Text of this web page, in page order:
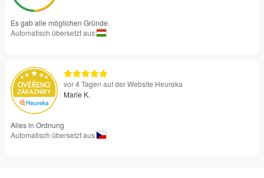
Es gab alle möglichen Gründe.
Automatisch übersetzt aus
vor 4 Tagen auf der Website Heureka
Marie K.
Alles in Ordnung
Automatisch übersetzt aus